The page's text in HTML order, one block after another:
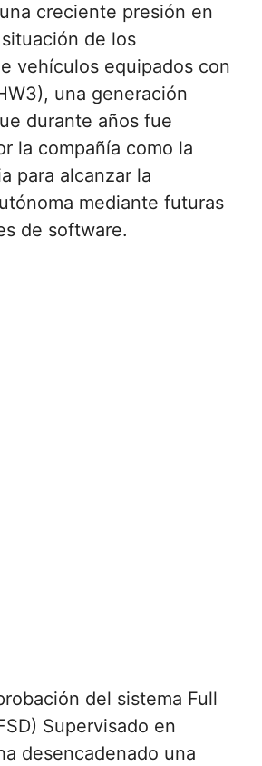
creciente presión en
de los
vehículos equipados con
una generación
durante años fue
la compañía como la
para alcanzar la
mediante futuras
de software.
del sistema Full
Supervisado en
desencadenado una